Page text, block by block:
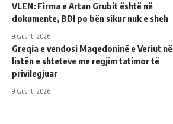
VLEN: Firma e Artan Grubit është në
dokumente, BDI po bën sikur nuk e sheh
9 Gusht, 2026
Greqia e vendosi Maqedoninë e Veriut në
listën e shteteve me regjim tatimor të
privilegjuar
9 Gusht, 2026